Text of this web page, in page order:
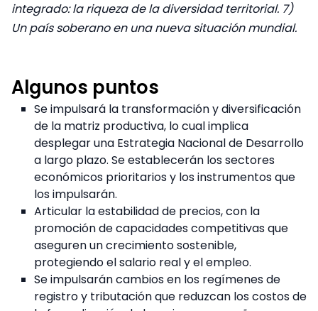
integrado: la riqueza de la diversidad territorial. 7)
Un país soberano en una nueva situación mundial.
Algunos puntos
Se impulsará la transformación y diversificación
de la matriz productiva, lo cual implica
desplegar una Estrategia Nacional de Desarrollo
a largo plazo. Se establecerán los sectores
económicos prioritarios y los instrumentos que
los impulsarán.
Articular la estabilidad de precios, con la
promoción de capacidades competitivas que
aseguren un crecimiento sostenible,
protegiendo el salario real y el empleo.
Se impulsarán cambios en los regímenes de
registro y tributación que reduzcan los costos de